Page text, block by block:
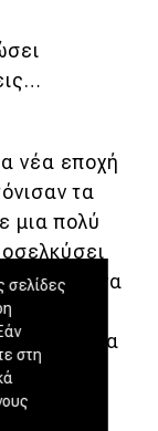
νέα εποχή
τα
μια πολύ
της, να
να
αγορά τα
η
ακόμα
σελίδες
στη